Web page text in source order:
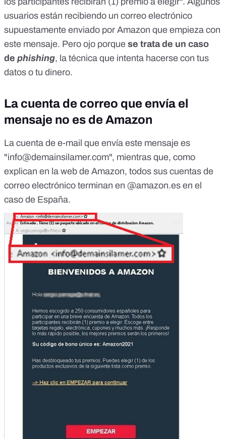
usuarios están recibiendo un correo electrónico
supuestamente enviado por Amazon que empieza con
este mensaje. Pero ojo porque se trata de un caso
de phishing, la técnica que intenta hacerse con tus
datos o tu dinero.
La cuenta de correo que envía el
mensaje no es de Amazon
La cuenta de e-mail que envía este mensaje es
"info@demainsilamer.com", mientras que, como
explican en la web de Amazon, todos sus cuentas de
correo electrónico terminan en @amazon.es en el
caso de España.